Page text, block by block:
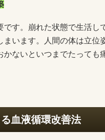
です。崩れた状態で生活し
まいます。人間の体は立
ないといつまでたっても
血液循環改善法